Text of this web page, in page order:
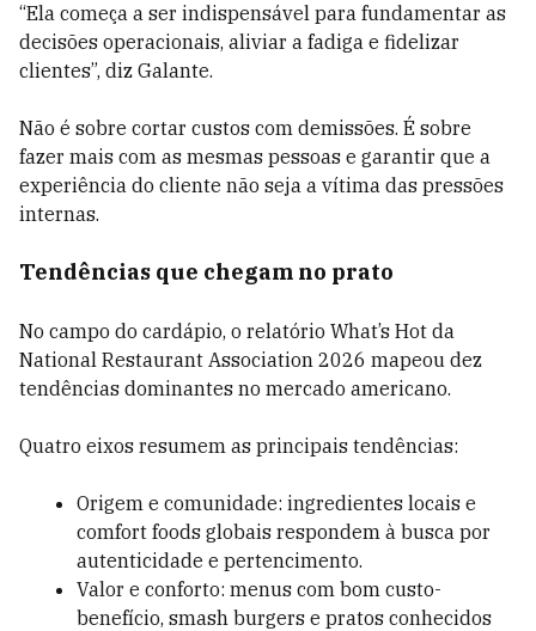
“Ela começa a ser indispensável para fundamentar as
decisões operacionais, aliviar a fadiga e fidelizar
clientes”, diz Galante.
Não é sobre cortar custos com demissões. É sobre
fazer mais com as mesmas pessoas e garantir que a
experiência do cliente não seja a vítima das pressões
internas.
Tendências que chegam no prato
No campo do cardápio, o relatório What’s Hot da
National Restaurant Association 2026 mapeou dez
tendências dominantes no mercado americano.
Quatro eixos resumem as principais tendências:
Origem e comunidade: ingredientes locais e
comfort foods globais respondem à busca por
autenticidade e pertencimento.
Valor e conforto: menus com bom custo-
benefício, smash burgers e pratos conhecidos